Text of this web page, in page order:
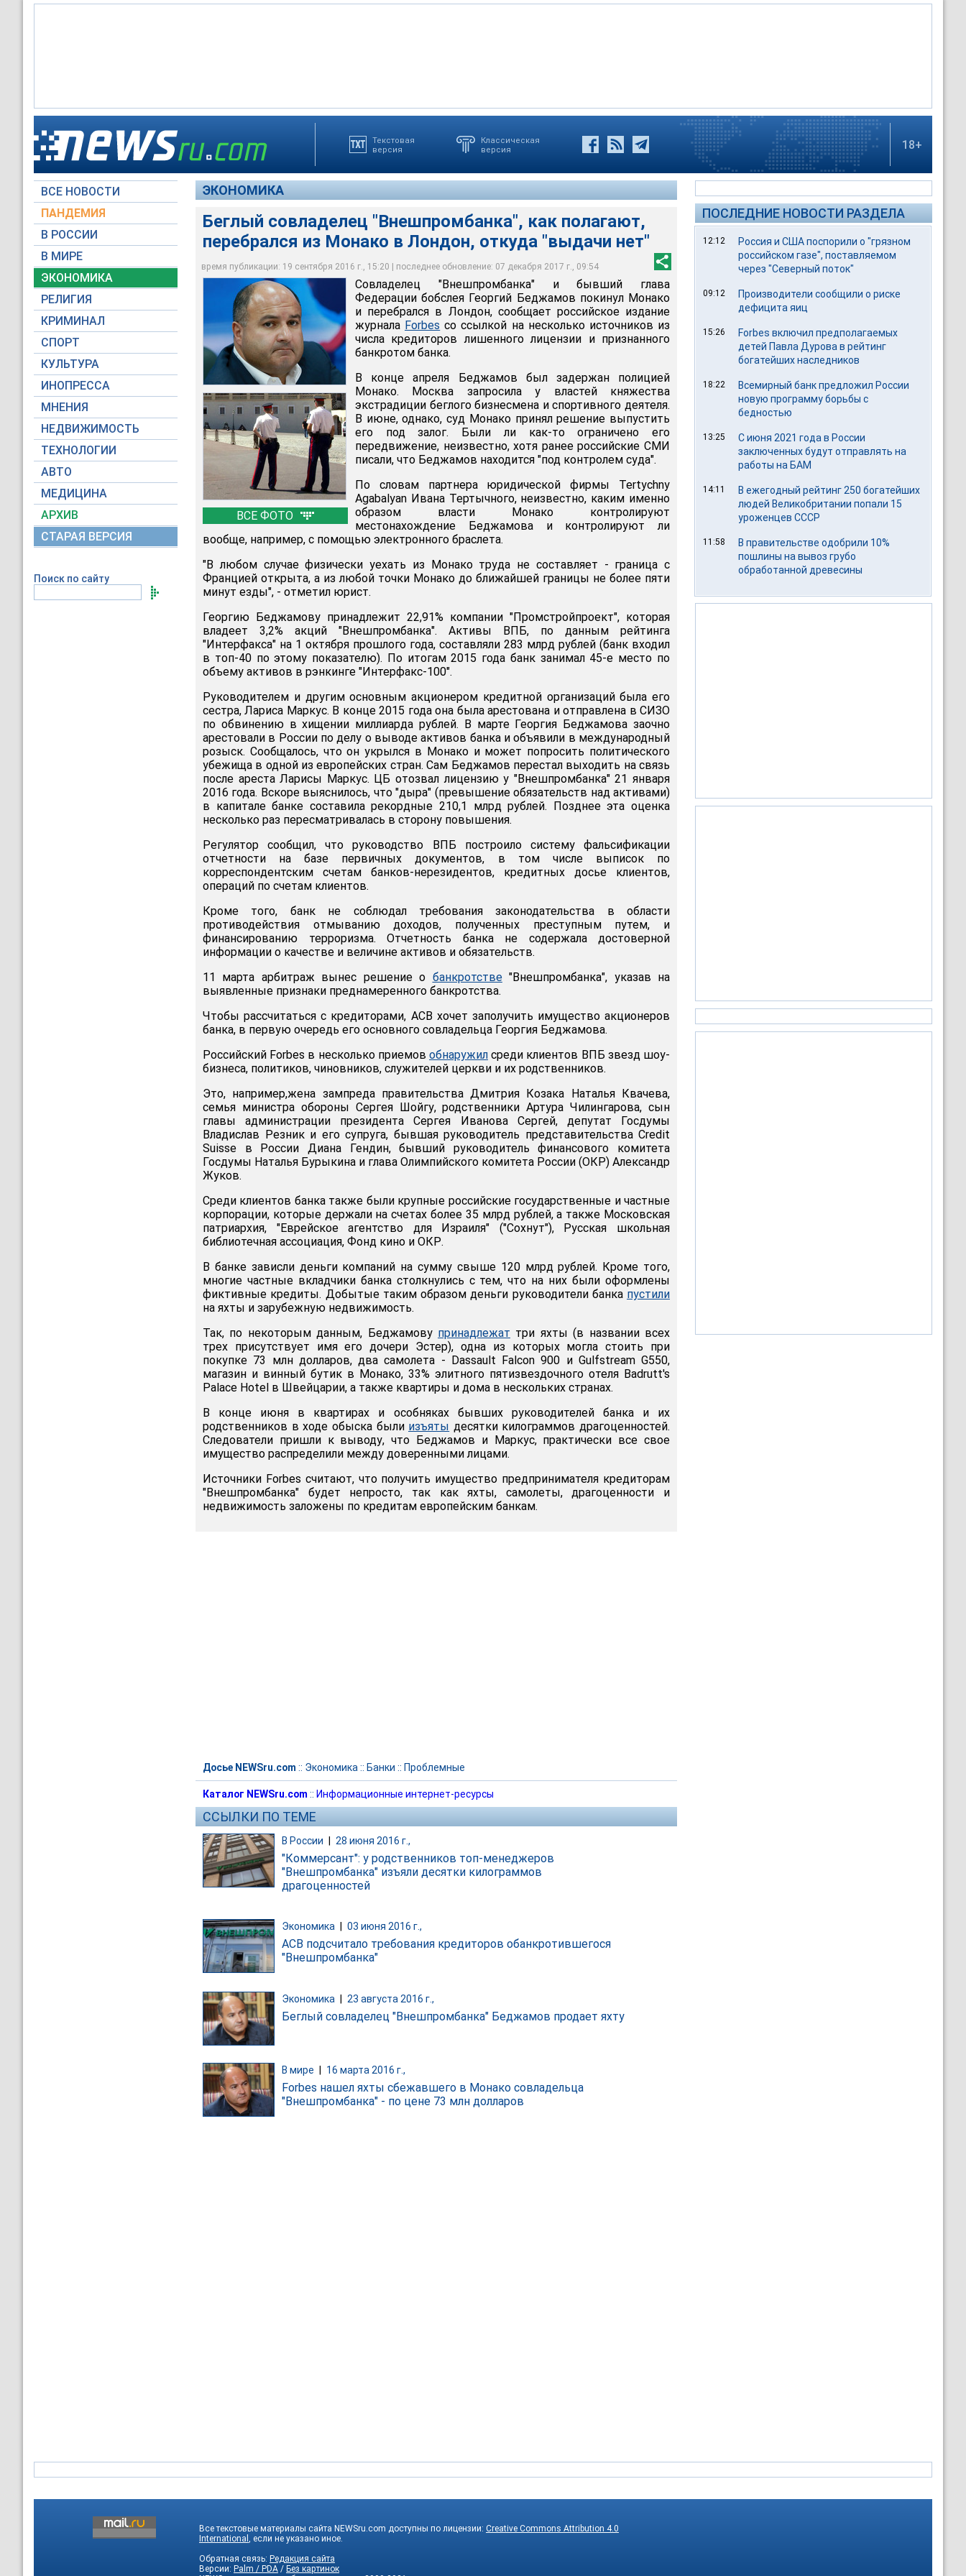
Текстовая
версия
Классическая
версия
18+
ВСЕ НОВОСТИ
ПАНДЕМИЯ
В РОССИИ
В МИРЕ
ЭКОНОМИКА
РЕЛИГИЯ
КРИМИНАЛ
СПОРТ
КУЛЬТУРА
ИНОПРЕССА
МНЕНИЯ
НЕДВИЖИМОСТЬ
ТЕХНОЛОГИИ
АВТО
МЕДИЦИНА
АРХИВ
СТАРАЯ ВЕРСИЯ
Поиск по сайту
ЭКОНОМИКА
Беглый совладелец "Внешпромбанка", как полагают,
перебрался из Монако в Лондон, откуда "выдачи нет"
время публикации: 19 сентября 2016 г., 15:20 | последнее обновление: 07 декабря 2017 г., 09:54
ВСЕ ФОТО
Совладелец "Внешпромбанка" и бывший глава Федерации бобслея Георгий
Беджамов покинул Монако и перебрался в Лондон
© РИА Новости /Антон Денисов
В конце апреля Беджамов был задержан полицией Монако
Global Look Press
Активы ВПБ, по данным рейтинга "Интерфакса" на 1 октября прошлого года,
составляли 283 млрд рублей (банк входил в топ-40 по этому показателю)
© РИА Новости /Антон Денисов
Совладелец "Внешпромбанка" и бывший глава
Федерации бобслея Георгий Беджамов покинул Монако
и перебрался в Лондон, сообщает российское издание
журнала Forbes со ссылкой на несколько источников из
числа кредиторов лишенного лицензии и признанного
банкротом банка.
В конце апреля Беджамов был задержан полицией
Монако. Москва запросила у властей княжества
экстрадиции беглого бизнесмена и спортивного деятеля.
В июне, однако, суд Монако принял решение выпустить
его под залог. Были ли как-то ограничено его
передвижение, неизвестно, хотя ранее российские СМИ
писали, что Беджамов находится "под контролем суда".
По словам партнера юридической фирмы Tertychny
Agabalyan Ивана Тертычного, неизвестно, каким именно
образом власти Монако контролируют
местонахождение Беджамова и контролируют ли
вообще, например, с помощью электронного браслета.
"В любом случае физически уехать из Монако труда не составляет - граница с
Францией открыта, а из любой точки Монако до ближайшей границы не более пяти
минут езды", - отметил юрист.
Георгию Беджамову принадлежит 22,91% компании "Промстройпроект", которая
владеет 3,2% акций "Внешпромбанка". Активы ВПБ, по данным рейтинга
"Интерфакса" на 1 октября прошлого года, составляли 283 млрд рублей (банк входил
в топ-40 по этому показателю). По итогам 2015 года банк занимал 45-е место по
объему активов в рэнкинге "Интерфакс-100".
Руководителем и другим основным акционером кредитной организаций была его
сестра, Лариса Маркус. В конце 2015 года она была арестована и отправлена в СИЗО
по обвинению в хищении миллиарда рублей. В марте Георгия Беджамова заочно
арестовали в России по делу о выводе активов банка и объявили в международный
розыск. Сообщалось, что он укрылся в Монако и может попросить политического
убежища в одной из европейских стран. Сам Беджамов перестал выходить на связь
после ареста Ларисы Маркус. ЦБ отозвал лицензию у "Внешпромбанка" 21 января
2016 года. Вскоре выяснилось, что "дыра" (превышение обязательств над активами)
в капитале банке составила рекордные 210,1 млрд рублей. Позднее эта оценка
несколько раз пересматривалась в сторону повышения.
Регулятор сообщил, что руководство ВПБ построило систему фальсификации
отчетности на базе первичных документов, в том числе выписок по
корреспондентским счетам банков-нерезидентов, кредитных досье клиентов,
операций по счетам клиентов.
Кроме того, банк не соблюдал требования законодательства в области
противодействия отмыванию доходов, полученных преступным путем, и
финансированию терроризма. Отчетность банка не содержала достоверной
информации о качестве и величине активов и обязательств.
11 марта арбитраж вынес решение о банкротстве"Внешпромбанка", указав на
выявленные признаки преднамеренного банкротства.
Чтобы рассчитаться с кредиторами, АСВ хочет заполучить имущество акционеров
банка, в первую очередь его основного совладельца Георгия Беджамова.
Российский Forbes в несколько приемов обнаружил среди клиентов ВПБ звезд шоу-
бизнеса, политиков, чиновников, служителей церкви и их родственников.
Это, например,жена зампреда правительства Дмитрия Козака Наталья Квачева,
семья министра обороны Сергея Шойгу, родственники Артура Чилингарова, сын
главы администрации президента Сергея Иванова Сергей, депутат Госдумы
Владислав Резник и его супруга, бывшая руководитель представительства Credit
Suisse в России Диана Гендин, бывший руководитель финансового комитета
Госдумы Наталья Бурыкина и глава Олимпийского комитета России (ОКР) Александр
Жуков.
Среди клиентов банка также были крупные российские государственные и частные
корпорации, которые держали на счетах более 35 млрд рублей, а также Московская
патриархия, "Еврейское агентство для Израиля" ("Сохнут"), Русская школьная
библиотечная ассоциация, Фонд кино и ОКР.
В банке зависли деньги компаний на сумму свыше 120 млрд рублей. Кроме того,
многие частные вкладчики банка столкнулись с тем, что на них были оформлены
фиктивные кредиты. Добытые таким образом деньги руководители банка пустили
на яхты и зарубежную недвижимость.
Так, по некоторым данным, Беджамову принадлежат три яхты (в названии всех
трех присутствует имя его дочери Эстер), одна из которых могла стоить при
покупке 73 млн долларов, два самолета - Dassault Falcon 900 и Gulfstream G550,
магазин и винный бутик в Монако, 33% элитного пятизвездочного отеля Badrutt's
Palace Hotel в Швейцарии, а также квартиры и дома в нескольких странах.
В конце июня в квартирах и особняках бывших руководителей банка и их
родственников в ходе обыска были изъяты десятки килограммов драгоценностей.
Следователи пришли к выводу, что Беджамов и Маркус, практически все свое
имущество распределили между доверенными лицами.
Источники Forbes считают, что получить имущество предпринимателя кредиторам
"Внешпромбанка" будет непросто, так как яхты, самолеты, драгоценности и
недвижимость заложены по кредитам европейским банкам.
Досье NEWSru.com :: Экономика :: Банки :: Проблемные
Каталог NEWSru.com :: Информационные интернет-ресурсы
ССЫЛКИ ПО ТЕМЕ
В России 28 июня 2016 г.,
"Коммерсант": у родственников топ-менеджеров
"Внешпромбанка" изъяли десятки килограммов
драгоценностей
Экономика 03 июня 2016 г.,
АСВ подсчитало требования кредиторов обанкротившегося
"Внешпромбанка"
Экономика | 23 августа 2016 г.,
Беглый совладелец "Внешпромбанка" Беджамов продает яхту
В мире | 16 марта 2016 г.,
Forbes нашел яхты сбежавшего в Монако совладельца
"Внешпромбанка" - по цене 73 млн долларов
ПОСЛЕДНИЕ НОВОСТИ РАЗДЕЛА
12:12
Россия и США поспорили о "грязном
российском газе", поставляемом
через "Северный поток"
09:12
Производители сообщили о риске
дефицита яиц
15:26
Forbes включил предполагаемых
детей Павла Дурова в рейтинг
богатейших наследников
18:22
Всемирный банк предложил России
новую программу борьбы с
бедностью
13:25
С июня 2021 года в России
заключенных будут отправлять на
работы на БАМ
14:11
В ежегодный рейтинг 250 богатейших
людей Великобритании попали 15
уроженцев СССР
11:58
В правительстве одобрили 10%
пошлины на вывоз грубо
обработанной древесины
Все текстовые материалы сайта NEWSru.com доступны по лицензии: Creative Commons Attribution 4.0
International
, если не указано иное.
Обратная связь: Редакция сайта
Версии: Palm / PDA / Без картинок